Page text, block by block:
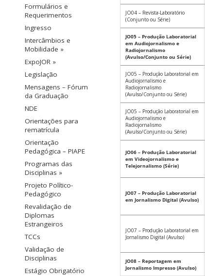
Formulários e
Requerimentos
Ingresso
Intercâmbios e
Mobilidade »
ExpoJOR »
Legislação
Mensagens – Fórum
da Graduação
NDE
Orientações para
rematrícula
Orientação
Pedagógica – PIAPE
Programas das
Disciplinas »
Projeto Político-
Pedagógico
Revalidação de
Diplomas
Estrangeiros
TCCs
Validação de
Disciplinas
Estágio Obrigatório
JO04 – Revista-Laboratório
(Conjunto ou Série)
JO05 – Produção Laboratorial
em Audiojornalismo e
Radiojornalismo
(Avulso/Conjunto ou Série)
JO05 – Produção Laboratorial em
Audiojornalismo e
Radiojornalismo
(Avulso/Conjunto ou Série)
JO05 – Produção Laboratorial em
Audiojornalismo e
Radiojornalismo
(Avulso/Conjunto ou Série)
JO06 – Produção Laboratorial
em Videojornalismo e
Telejornalismo (Série)
JO07 – Produção Laboratorial
em Jornalismo Digital (Avulso)
JO07 – Produção Laboratorial em
Jornalismo Digital (Avulso)
JO08 – Reportagem em
Jornalismo Impresso (Avulso)